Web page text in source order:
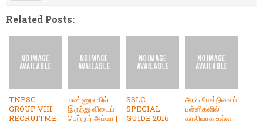
Related Posts:
TNPSC
GROUP VIII
RECRUITME
மண்ணுலகில்
இருந்து விடைப்
பெற்றார் அம்மா |
SSLC
SPECIAL
GUIDE 2016-
அரசு மேல்நிலைப்
பள்ளிகளில்
காலியாக உள்ள